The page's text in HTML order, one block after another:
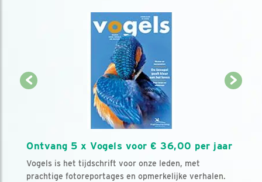
Ontvang 5 x Vogels voor € 36,00 per jaar
Vogels is het tijdschrift voor onze leden, met
prachtige fotoreportages en opmerkelijke verhalen.